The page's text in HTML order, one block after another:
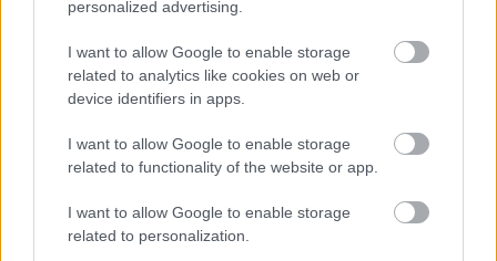
personalized advertising.
I want to allow Google to enable storage
related to analytics like cookies on web or
device identifiers in apps.
I want to allow Google to enable storage
related to functionality of the website or app.
I want to allow Google to enable storage
related to personalization.
Gert Remmel a visszavágóról beszélt, Bo Svensson
A két vezetőedző a Debrecen–København 3–0-s első mérkőzésének
tanulságait értékelte.
2026.08.07.